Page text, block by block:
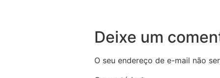
Deixe um
O seu endereço de e-mail não